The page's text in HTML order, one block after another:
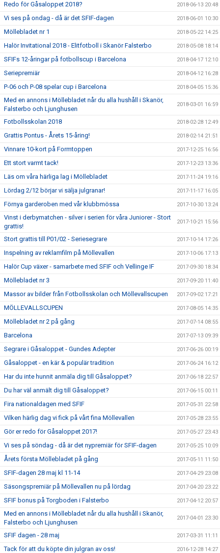
Redo för Gåsaloppet 2018? 2018-06-13 20:48
Vi ses på ondag - då är det SFIF-dagen 2018-06-01 10:30
Möllebladet nr 1 2018-05-22 14:25
Halör Invitational 2018 - Elitfotboll i Skanör Falsterbo 2018-05-08 18:14
SFIFs 12-åringar på fotbollscup i Barcelona 2018-04-17 12:10
Seriepremiär 2018-04-12 16:28
P-06 och P-08 spelar cup i Barcelona 2018-04-05 15:36
Med en annons i Möllebladet når du alla hushåll i Skanör,
Falsterbo och Ljunghusen
2018-03-01 16:59
Fotbollsskolan 2018 2018-02-28 12:49
Grattis Pontus - Årets 15-åring! 2018-02-14 21:51
Vinnare 10-kort på Formtoppen 2017-12-25 16:56
Ett stort varmt tack! 2017-12-23 13:36
Läs om våra härliga lag i Möllebladet 2017-11-24 19:16
Lördag 2/12 börjar vi sälja julgranar! 2017-11-17 16:05
Förnya garderoben med vår klubbmössa 2017-10-30 13:24
Vinst i derbymatchen - silver i serien för våra Juniorer - Stort
grattis!
2017-10-21 15:56
Stort grattis till P01/02 - Seriesegrare 2017-10-14 17:26
Inspelning av reklamfilm på Möllevallen 2017-10-06 17:13
Halör Cup växer - samarbete med SFIF och Vellinge IF 2017-09-30 18:34
Möllebladet nr 3 2017-09-20 11:40
Massor av bilder från Fotbollsskolan och Möllevallscupen 2017-09-02 17:21
MÖLLEVALLSCUPEN 2017-08-05 14:35
Möllebladet nr 2 på gång 2017-07-14 08:55
Barcelona 2017-07-13 09:39
Segrare i Gåsaloppet - Gundes Adepter 2017-06-26 00:19
Gåsaloppet - en kär & populär tradition 2017-06-24 16:12
Har du inte hunnit anmäla dig till Gåsaloppet? 2017-06-18 22:57
Du har väl anmält dig till Gåsaloppet? 2017-06-15 00:11
Fira nationaldagen med SFIF 2017-05-31 22:58
Vilken härlig dag vi fick på vårt fina Möllevallen 2017-05-28 23:55
Gör er redo för Gåsaloppet 2017! 2017-05-27 23:43
Vi ses på söndag - då är det nypremiär för SFIF-dagen 2017-05-25 10:09
Årets första Möllebladet på gång 2017-05-11 11:50
SFIF-dagen 28 maj kl 11-14 2017-04-29 23:08
Säsongspremiär på Möllevallen nu på lördag 2017-04-20 23:22
SFIF bonus på Torgboden i Falsterbo 2017-04-12 20:57
Med en annons i Möllebladet når du alla hushåll i Skanör,
Falsterbo och Ljunghusen
2017-04-01 23:30
SFIF dagen - 28 maj 2017-03-31 11:11
Tack för att du köpte din julgran av oss! 2016-12-28 14:27